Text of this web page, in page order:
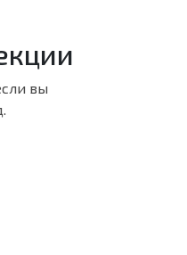
вы